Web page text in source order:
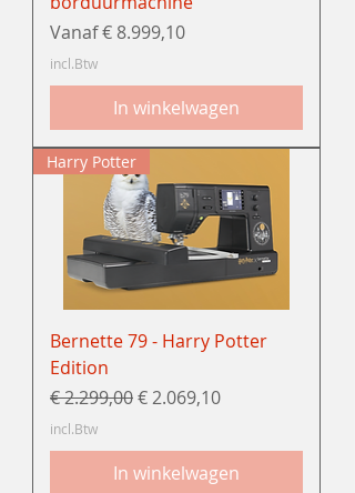
Vanaf€ 8.999,10
Verkoopprijs
incl.Btw
In winkelwagen
Harry Potter
Bernette 79 - Harry Potter
Edition
Normale prijs
€ 2.299,00Verkoopprijs
€ 2.069,10
incl.Btw
In winkelwagen